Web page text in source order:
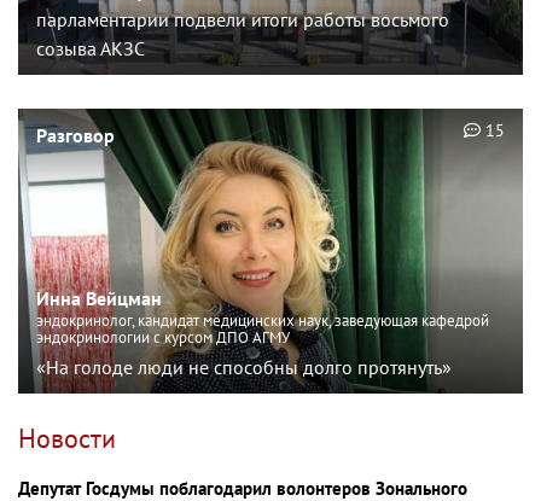
парламентарии подвели итоги работы восьмого
созыва АКЗС
Разговор
Инна Вейцман
эндокринолог, кандидат медицинских наук, заведующая кафедрой
эндокринологии с курсом ДПО АГМУ
«На голоде люди не способны долго протянуть»
15
Новости
Депутат Госдумы поблагодарил волонтеров Зонального